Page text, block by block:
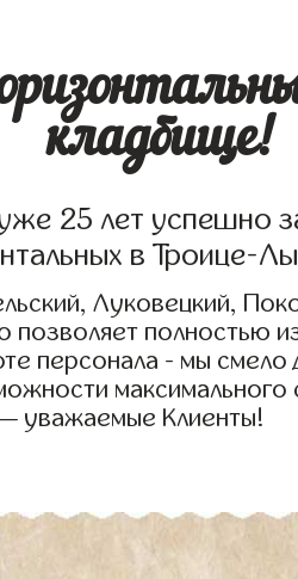
кладбище!
25 лет успешно
в Троице-
Луковецкий,
полностью
персонала - мы
уважаемые Клиенты!